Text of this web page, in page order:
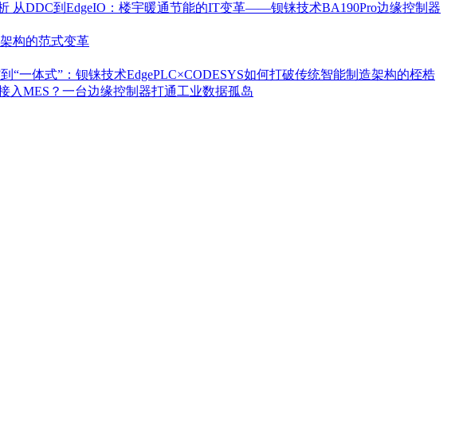
从DDC到EdgeIO：楼宇暖通节能的IT变革——钡铼技术BA190Pro边缘控制器
构的范式变革
到“一体式”：钡铼技术EdgePLC×CODESYS如何打破传统智能制造架构的桎梏
入MES？一台边缘控制器打通工业数据孤岛